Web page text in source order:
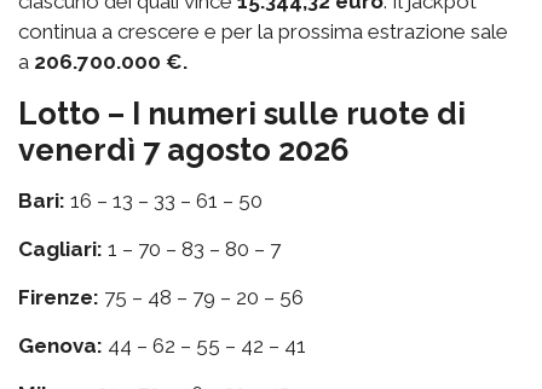
continua a crescere e per la prossima estrazione sale
a 206.700.000 €.
Lotto – I numeri sulle ruote di
venerdì 7 agosto 2026
Bari: 16 – 13 – 33 – 61 – 50
Cagliari: 1 – 70 – 83 – 80 – 7
Firenze: 75 – 48 – 79 – 20 – 56
Genova: 44 – 62 – 55 – 42 – 41